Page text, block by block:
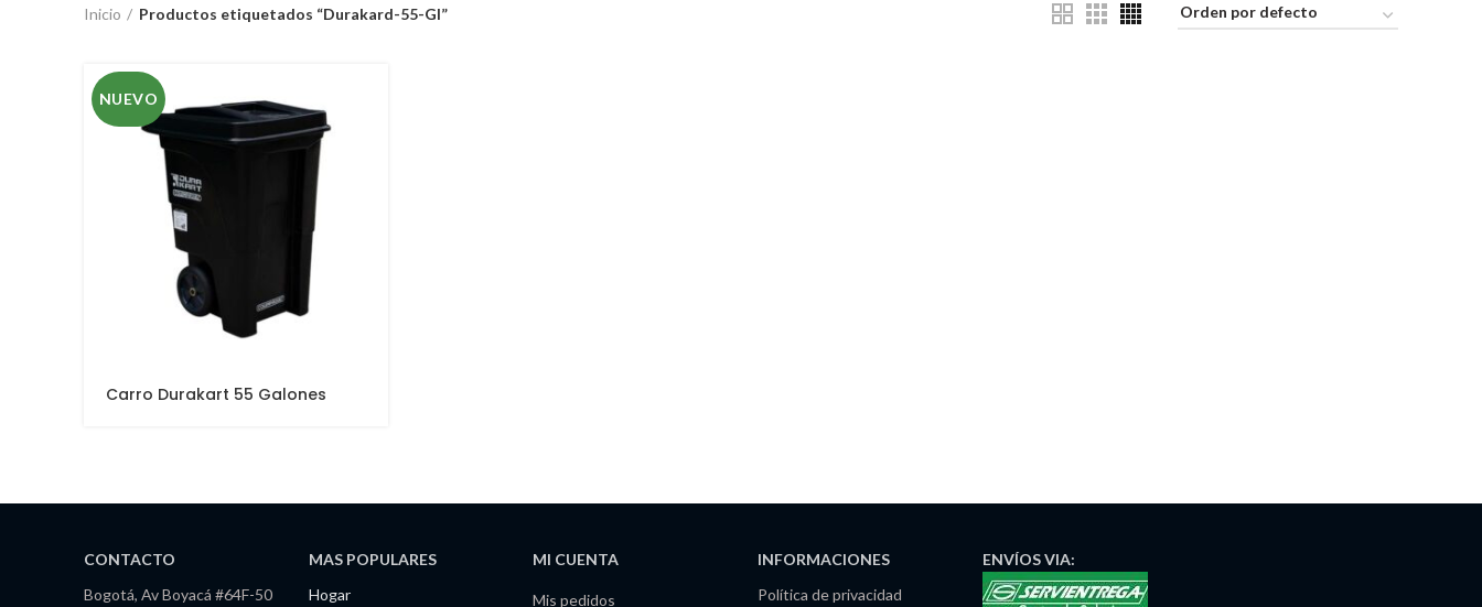
Inicio Productos etiquetados “Durakard-55-Gl”
NUEVO
Carro Durakart 55 Galones
CONTACTO
Bogotá, Av Boyacá #64F-50
MAS POPULARES
Hogar
MI CUENTA
Mis pedidos
INFORMACIONES
Política de privacidad
ENVÍOSVIA: